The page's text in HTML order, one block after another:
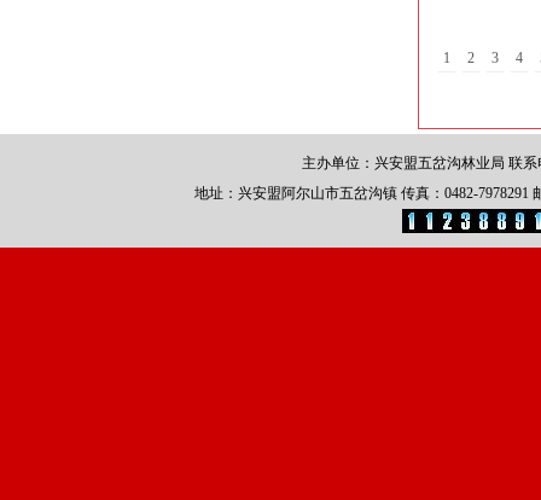
1 2 3 4
主办单位：兴安盟五岔沟林业局 联系
地址：兴安盟阿尔山市五岔沟镇 传真：0482-7978291